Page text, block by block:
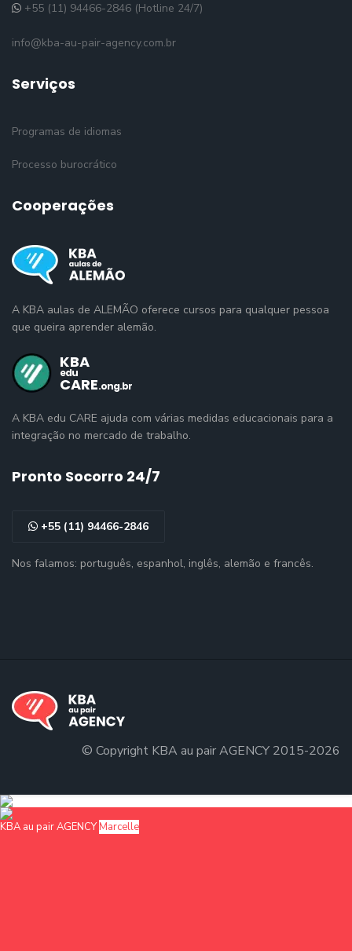
+55 (11) 94466-2846 (Hotline 24/7)
info@kba-au-pair-agency.com.br
Serviços
Programas de idiomas
Processo burocrático
Cooperações
A KBA aulas de ALEMÃO oferece cursos para qualquer pessoa
que queira aprender alemão.
A KBA edu CARE ajuda com várias medidas educacionais para a
integração no mercado de trabalho.
Pronto Socorro 24/7
+55 (11) 94466-2846
Nos falamos: português, espanhol, inglês, alemão e francês.
© Copyright KBA au pair AGENCY 2015-2026
KBA au pair AGENCYMarcelle